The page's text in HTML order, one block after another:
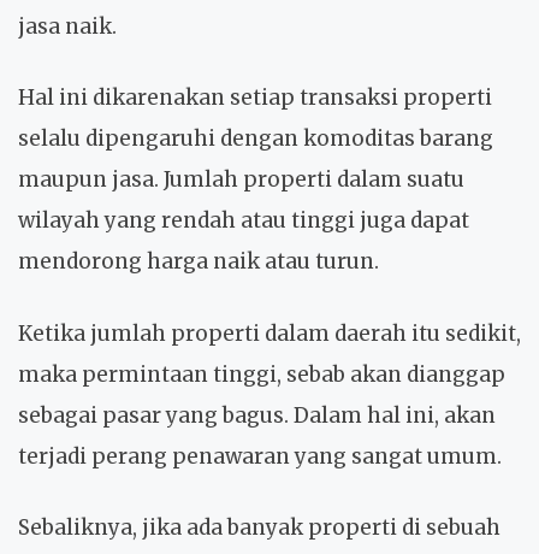
jasa naik.
Hal ini dikarenakan setiap transaksi properti
selalu dipengaruhi dengan komoditas barang
maupun jasa. Jumlah properti dalam suatu
wilayah yang rendah atau tinggi juga dapat
mendorong harga naik atau turun.
Ketika jumlah properti dalam daerah itu sedikit,
maka permintaan tinggi, sebab akan dianggap
sebagai pasar yang bagus. Dalam hal ini, akan
terjadi perang penawaran yang sangat umum.
Sebaliknya, jika ada banyak properti di sebuah